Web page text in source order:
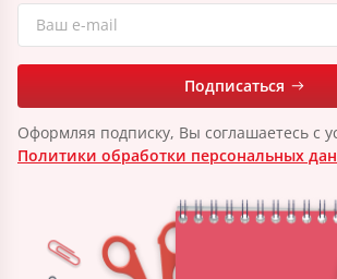
Подписаться
Оформляя подписку, Вы соглашаетесь с
Политики обработки персональных